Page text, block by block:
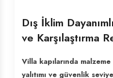
Dış İklim
ve Karşılaştırma
Villa kapılarında
yalıtımı ve güvenlik